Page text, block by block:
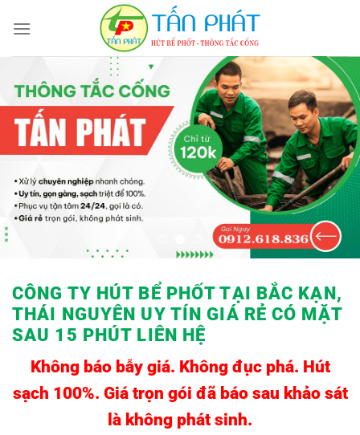
qua
CÔNG TY HÚT BỂ PHỐT TẠI BẮC KẠN,
THÁI NGUYÊN UY TÍN GIÁ RẺCÓ MẶT
SAU 15 PHÚT LIÊN HỆ
Không báo bẫy giá. Không đục phá. Hút
sạch 100%. Giá trọn gói đã báo sau khảo sát
là không phát sinh.